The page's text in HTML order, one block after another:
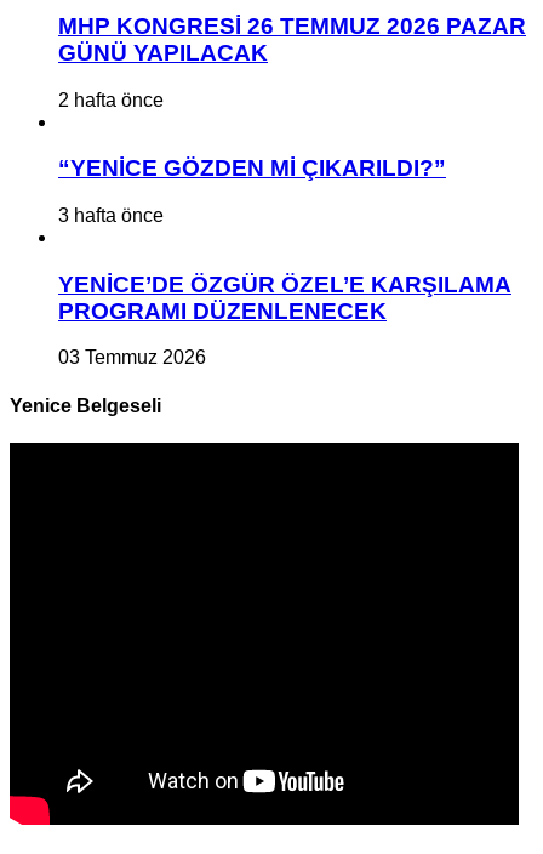
MHP KONGRESİ 26 TEMMUZ 2026 PAZAR
GÜNÜ YAPILACAK
2 hafta önce
“YENİCE GÖZDEN Mİ ÇIKARILDI?”
3 hafta önce
YENİCE’DE ÖZGÜR ÖZEL’E KARŞILAMA
PROGRAMI DÜZENLENECEK
03 Temmuz 2026
Yenice Belgeseli